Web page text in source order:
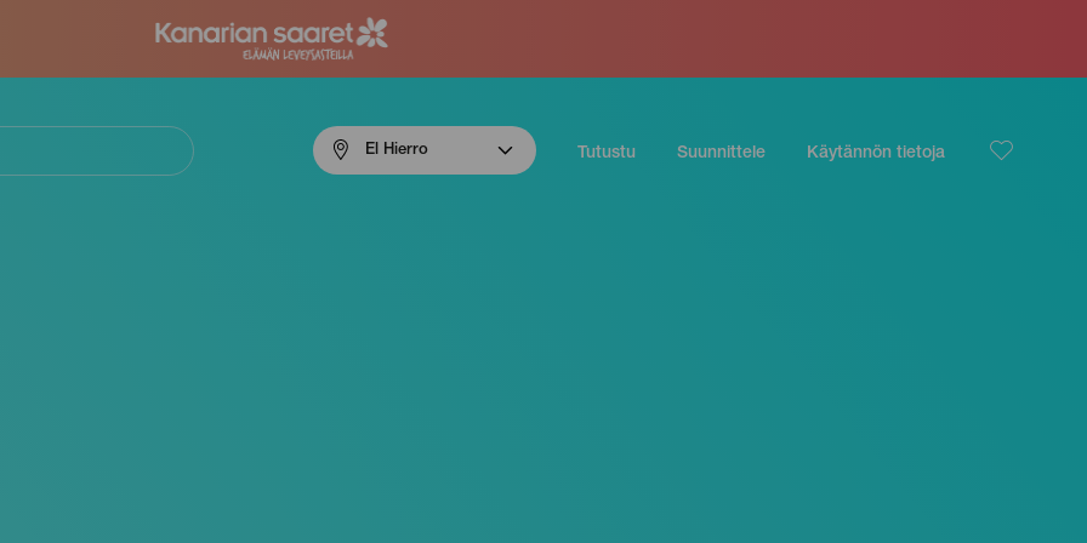
El Hierro Tutustu Suunnittele Käytännön tietoja